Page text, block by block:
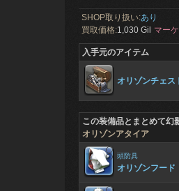
SHOP取り扱い:あり
買取価格:1,030 Gil マー
入手元のアイテム
オリゾンチェス
この装備品とまとめて幻
オリゾンアタイア
頭防具
オリゾンフード